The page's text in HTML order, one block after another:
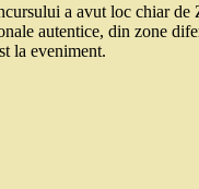
a avut loc chiar
autentice, din zone
la eveniment.